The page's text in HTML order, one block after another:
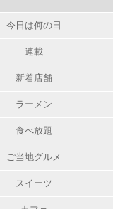
今日は何の日
連載
新着店舗
ラーメン
食べ放題
ご当地グルメ
スイーツ